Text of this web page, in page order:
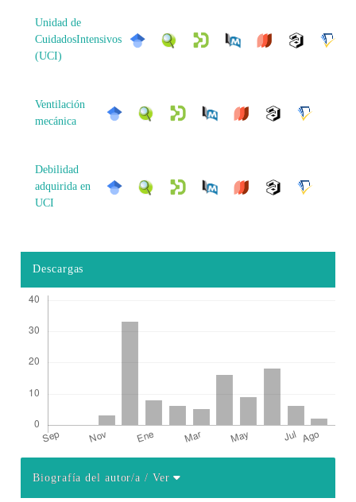
Unidad de
CuidadosIntensivos
(UCI)
Ventilación
mecánica
Debilidad
adquirida en
UCI
Descargas
Biografía del autor/a/ Ver